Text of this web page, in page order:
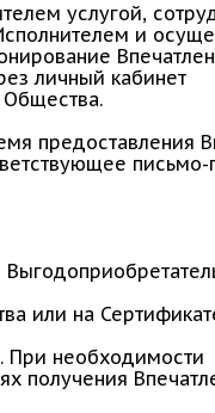
услугой,
и
личный кабинет
Общества.
предоставления
или на
При необходимости
получения